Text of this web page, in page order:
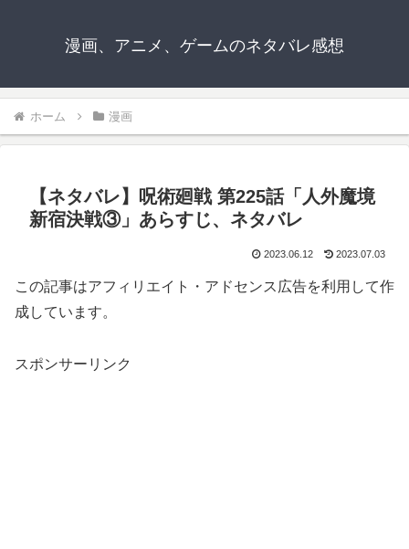
漫画、アニメ、ゲームのネタバレ感想
ホーム 漫画
【ネタバレ】呪術廻戦 第225話「人外魔境
新宿決戦③」あらすじ、ネタバレ
2023.06.12 2023.07.03
この記事はアフィリエイト・アドセンス広告を利用して作
成しています。
スポンサーリンク